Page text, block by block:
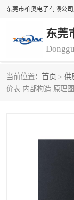
东莞
当前位置： 首页 > 供
价表 内部构造 原理
浮球液位开关
料位开关